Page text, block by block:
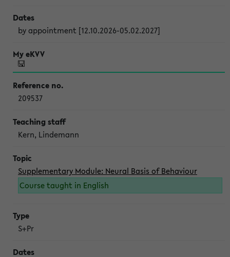
by appointment [12.10.2026-05.02.2027]
209537
Kern, Lindemann
Supplementary Module: Neural Basis of Behaviour
Course taught in English
S+Pr